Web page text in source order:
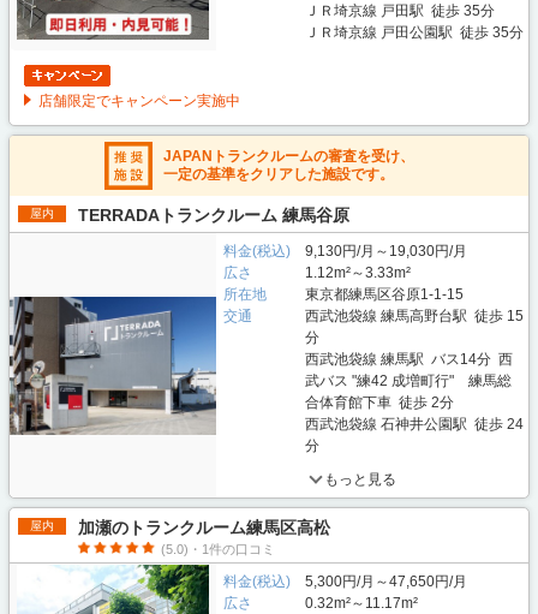
ＪＲ埼京線 戸田駅 徒歩 35分
ＪＲ埼京線 戸田公園駅 徒歩 35分
店舗限定でキャンペーン実施中
JAPANトランクルームの審査を受け、
一定の基準をクリアした施設です。
屋内 TERRADAトランクルーム 練馬谷原
料金(税込)
9,130円/月～19,030円/月
広さ
1.12m²～3.33m²
所在地
東京都練馬区谷原1-1-15
交通
西武池袋線 練馬高野台駅 徒歩 15
分
西武池袋線 練馬駅 バス14分 西
武バス "練42 成増町行" 練馬総
合体育館下車 徒歩 2分
西武池袋線 石神井公園駅 徒歩 24
分
もっと見る
屋内 加瀬のトランクルーム練馬区高松
(5.0)・1件の口コミ
料金(税込)
5,300円/月～47,650円/月
広さ
0.32m²～11.17m²